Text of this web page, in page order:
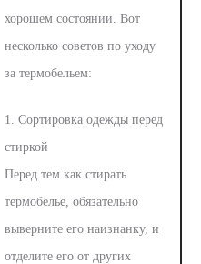
хорошем состоянии. Вот
несколько советов по уходу
за термобельем:
1. Сортировка одежды перед
стиркой
Перед тем как стирать
термобелье, обязательно
выверните его наизнанку, и
отделите его от других